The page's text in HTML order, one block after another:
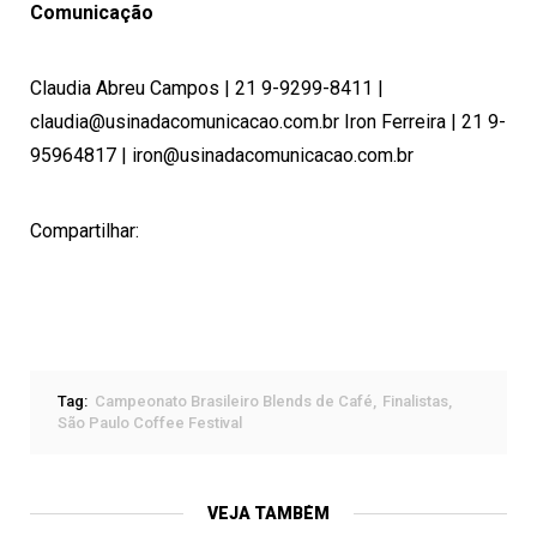
Comunicação
Claudia Abreu Campos | 21 9-9299-8411 |
claudia@usinadacomunicacao.com.br Iron Ferreira | 21 9-
95964817 | iron@usinadacomunicacao.com.br
Compartilhar:
Tag: Campeonato Brasileiro Blends de Café
Finalistas
São Paulo Coffee Festival
VEJA TAMBÉM